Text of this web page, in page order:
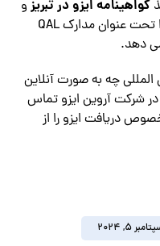
گواهینامه ایزو در تبریز و
تمامی شهر های بزرگ و کوچک ایران را تحت عنوان مدارک QAL
چه به صورت آنلاین
شرکت آروین ایزو تماس
دریافت ایزو را از
۵, ۲۰۲۴